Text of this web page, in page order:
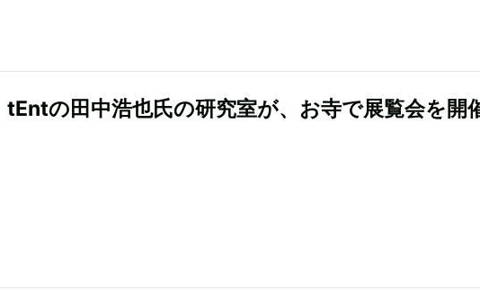
tEntの田中浩也氏の研究室が、お寺で展覧会を開